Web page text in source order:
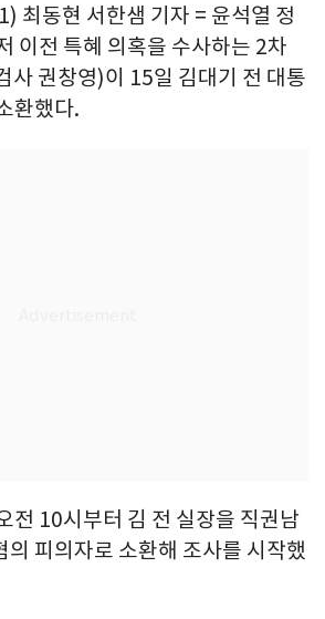
최동현 서한샘 기자 = 윤석열 정
이전 특혜 의혹을 수사하는 2차
사 권창영)이 15일 김대기 전 대통
환했다.
전 10시부터 김 전 실장을 직권남
의 피의자로 소환해 조사를 시작했